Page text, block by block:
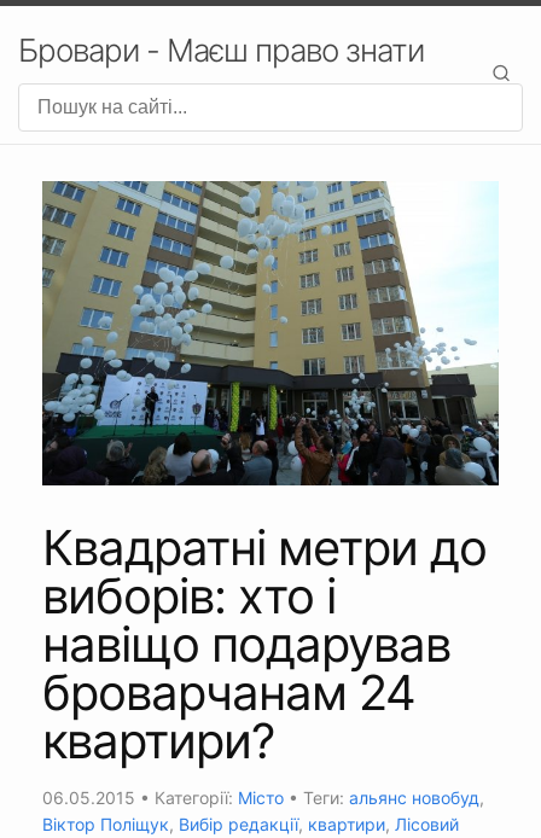
Бровари - Маєш право знати
Квадратні метри до
виборів: хто і
навіщо подарував
броварчанам 24
квартири?
06.05.2015 • Категорії: Місто • Теги: альянс новобуд,
Віктор Поліщук, Вибір редакції, квартири, Лісовий